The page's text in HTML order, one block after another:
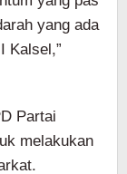
yang ada
Kalsel,”
Partai
melakukan